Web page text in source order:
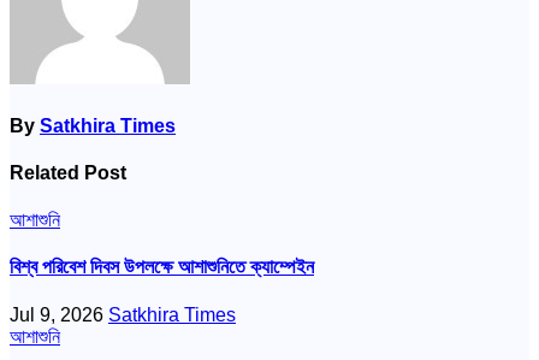
By Satkhira Times
Related Post
আশাশুনি
বিশ্ব পরিবেশ দিবস উপলক্ষে আশাশুনিতে ক্যাম্পেইন
Jul 9, 2026 Satkhira Times
আশাশুনি